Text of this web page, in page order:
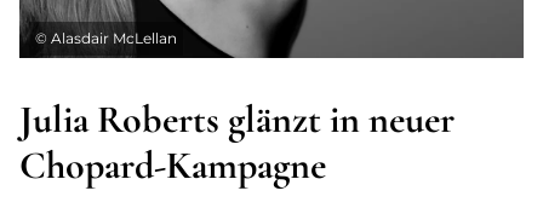
© Alasdair McLellan
Julia Roberts glänzt in neuer
Chopard-Kampagne